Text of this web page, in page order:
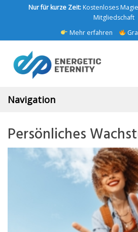
Nur für kurze Zeit:Kostenloses
Mitgliedschaft
Mehr erfahren
Navigation
Persönliches